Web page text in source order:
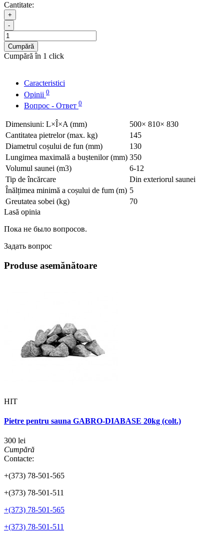
Cantitate:
+
-
Cumpără
Cumpără în 1 click
Caracteristici
Opinii 0
Вопрос - Ответ 0
Dimensiuni: L×Î×A (mm)
500× 810× 830
Cantitatea pietrelor (max. kg)
145
Diametrul coșului de fun (mm)
130
Lungimea maximală a buștenilor (mm) 350
Volumul saunei (m3)
6-12
Tip de încărcare
Din exteriorul saunei
Înălțimea minimă a coșului de fum (m) 5
Greutatea sobei (kg)
70
Lasă opinia
Пока не было вопросов.
Задать вопрос
Produse asemănătoare
HIT
Pietre pentru sauna GABRO-DIABASE 20kg (colt.)
300 lei
Cumpără
Contacte:
+(373) 78-501-565
+(373) 78-501-511
+(373) 78-501-565
+(373) 78-501-511